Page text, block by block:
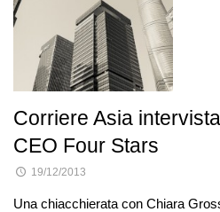
Corriere Asia
CEO Four Stars
19/12/2013
Una chiacchierata con Chiara